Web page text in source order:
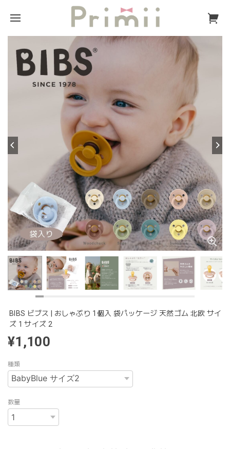
BIBS ビブス | おしゃぶり 1個入 袋パッケージ 天然ゴム 北欧 サイ
ズ 1 サイズ 2
¥1,100
種類
数量